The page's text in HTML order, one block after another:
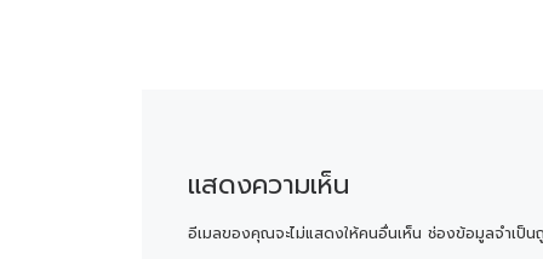
แสดงความเห็น
อีเมลของคุณจะไม่แสดงให้คนอื่นเห็น ช่องข้อมูลจำเป็น